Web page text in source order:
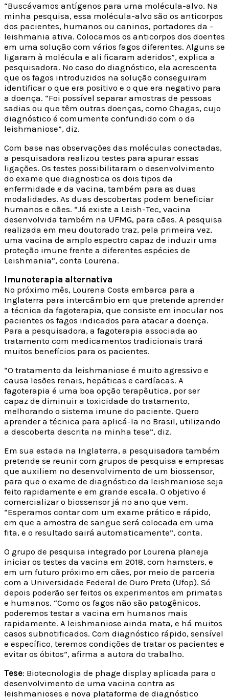
“Buscávamos antígenos para uma molécula-alvo. Na
minha pesquisa, essa molécula-alvo são os anticorpos
dos pacientes, humanos ou caninos, portadores da ­
leishmania ativa. Colocamos os anticorpos dos doentes
em uma solução com vários fagos diferentes. Alguns se
ligaram à molécula e ali ficaram aderidos”, explica a
pesquisadora. No caso do diagnóstico, ela acrescenta
que os fagos introduzidos na solução conseguiram
identificar o que era positivo e o que era negativo para
a doença. “Foi possível separar amostras de pessoas
sadias ou que têm outras doenças, como Chagas, cujo
diagnóstico é comumente confundido com o da
leishmaniose”, diz.
Com base nas observações das moléculas conectadas,
a pesquisadora realizou testes para apurar essas
ligações. Os testes possibilitaram o desenvolvimento
do exame que diagnostica os dois tipos da
enfermidade e da vacina, também para as duas
modalidades. As duas descobertas podem beneficiar
humanos e cães. “Já existe a Leish-Tec, vacina
desenvolvida também na UFMG, para cães. A pesquisa
realizada em meu doutorado traz, pela primeira vez,
uma vacina de amplo espectro capaz de induzir uma
proteção imune frente a diferentes espécies de
Leishmania”, conta Lourena.
Imunoterapia alternativa
No próximo mês, Lourena Costa embarca para a
Inglaterra para intercâmbio em que pretende aprender
a técnica da fagoterapia, que consiste em inocular nos
pacientes os fagos indicados para atacar a doença.
Para a pesquisadora, a fagoterapia associada ao
tratamento com medicamentos tradicionais trará
muitos benefícios para os pacientes.
“O tratamento da leishmaniose é muito agressivo e
causa lesões renais, hepáticas e cardíacas. A
fagoterapia é uma boa opção terapêutica, por ser
capaz de diminuir a toxicidade do tratamento,
melhorando o sistema imune do paciente. Quero
aprender a técnica para aplicá-la no Brasil, utilizando
a descoberta descrita na minha tese”, diz.
Em sua estada na Inglaterra, a pesquisadora também
pretende se reunir com grupos de pesquisa e empresas
que auxiliem no desenvolvimento de um biossensor,
para que o exame de diagnóstico da leishmaniose seja
feito rapidamente e em grande escala. O objetivo é
comercializar o biossensor já no ano que vem.
“Esperamos contar com um exame prático e rápido,
em que a amostra de sangue será colocada em uma
fita, e o resultado sairá automaticamente”, conta.
O grupo de pesquisa integrado por Lourena planeja
iniciar os testes da vacina em 2018, com hamsters, e
em um futuro próximo em cães, por meio de parceria
com a Universidade Federal de Ouro Preto (Ufop). Só
depois poderão ser feitos os experimentos em primatas
e humanos. “Como os fagos não são patogênicos,
poderemos testar a vacina em humanos mais
rapidamente. A leishmaniose ainda mata, e há muitos
casos subnotificados. Com diagnóstico rápido, sensível
e específico, teremos condições de tratar os pacientes e
evitar os óbitos”, afirma a autora do trabalho.
Tese: Biotecnologia de phage display aplicada para o
desenvolvimento de uma vacina contra as
leishmanioses e nova plataforma de diagnóstico